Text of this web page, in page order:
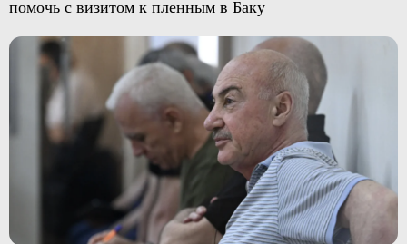
помочь с визитом к пленным в Баку